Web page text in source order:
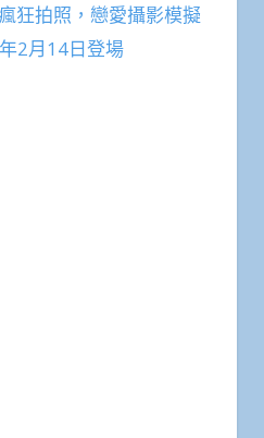
狂拍照，戀愛攝影模擬
2月14日登場